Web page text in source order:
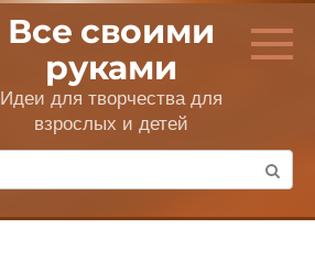
Все своими
руками
Идеи для творчества для
взрослых и детей